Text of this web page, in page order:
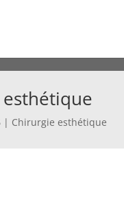
| Chirurgie esthétique